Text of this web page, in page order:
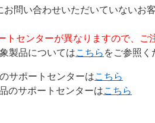
お問い合わせいただいていない
トセンターが異なりますので、ご
製品についてはこちら をご参照く
サポートセンターはこちら
のサポートセンターはこちら